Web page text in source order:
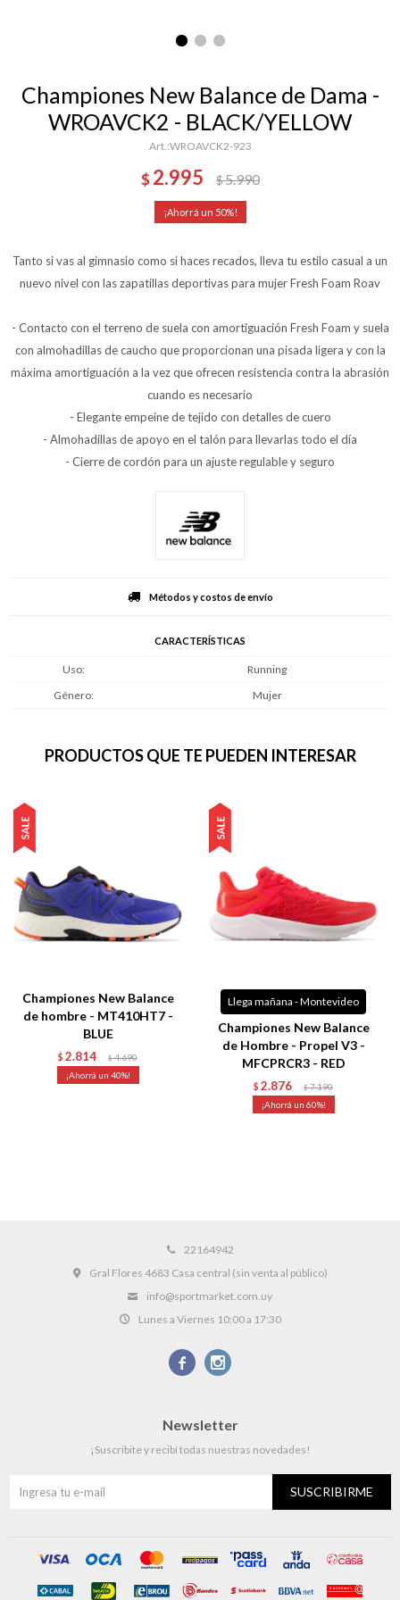
Championes New Balance de Dama -
WROAVCK2 - BLACK/YELLOW
WROAVCK2-923
$ 2.995 $5.990
50
Tanto si vas al gimnasio como si haces recados, lleva tu estilo casual a un
nuevo nivel con las zapatillas deportivas para mujer Fresh Foam Roav
- Contacto con el terreno de suela con amortiguación Fresh Foam y suela
con almohadillas de caucho que proporcionan una pisada ligera y con la
máxima amortiguación a la vez que ofrecen resistencia contra la abrasión
cuando es necesario
- Elegante empeine de tejido con detalles de cuero
- Almohadillas de apoyo en el talón para llevarlas todo el día
- Cierre de cordón para un ajuste regulable y seguro
Métodos y costos de envío
CARACTERÍSTICAS
Uso
Running
Género
Mujer
PRODUCTOS QUE TE PUEDEN INTERESAR
Championes New Balance
de hombre - MT410HT7 -
BLUE
$ 2.814 $ 4.690
40
Llega mañana - Montevideo
Championes New Balance
de Hombre - Propel V3 -
MFCPRCR3 - RED
$ 2.876 $ 7.190
60
22164942
Gral Flores 4683 Casa central (sin venta al público)
info@sportmarket.com.uy
Lunes a Viernes 10:00 a 17:30
 
Newsletter
¡Suscribite y recibí todas nuestras novedades!
SUSCRIBIRME